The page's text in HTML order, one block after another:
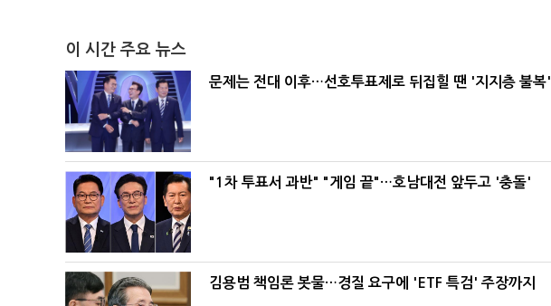
이 시간 주요 뉴스
문제는 전대 이후…선호투표제로 뒤집힐 땐 '지지층 불복'
"1차 투표서 과반" "게임 끝"…호남대전 앞두고 '충돌'
김용범 책임론 봇물…경질 요구에 'ETF 특검' 주장까지